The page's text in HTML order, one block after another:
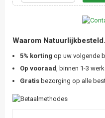
Waarom
5% korting op uw volgende
Op vooraad, binnen 1-3
Gratis bezorging op alle